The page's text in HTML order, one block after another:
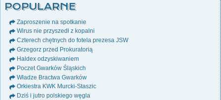
POPULARNE
Zaproszenie na spotkanie
Wirus nie przyszedł z kopalni
Czterech chętnych do fotela prezesa JSW
Grzegorz przed Prokuratorią
Haldex odzyskiwaniem
Poczet Gwarków Śląskich
Władze Bractwa Gwarków
Orkiestra KWK Murcki-Staszic
Dziś i jutro polskiego węgla